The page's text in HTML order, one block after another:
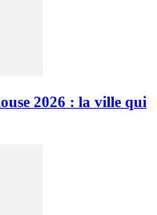
2026 : la ville qui